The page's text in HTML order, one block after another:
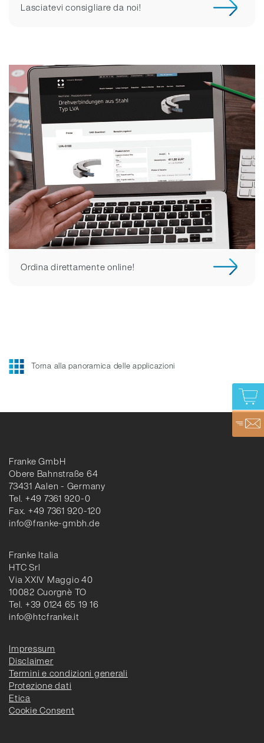
Lasciatevi consigliare da noi!
Ordina direttamente online!
Torna alla panoramica delle applicazioni
Franke GmbH
Obere Bahnstraße 64
73431 Aalen - Germany
Tel. +49 7361 920-0
Fax. +49 7361 920-120
info@franke-gmbh.de
Franke Italia
HTC Srl
Via XXIV Maggio 40
10082 Cuorgnè TO
Tel. +39 0124 65 19 16
info@htcfranke.it
Impressum
Disclaimer
Termini e condizioni generali
Protezione dati
Etica
Cookie Consent